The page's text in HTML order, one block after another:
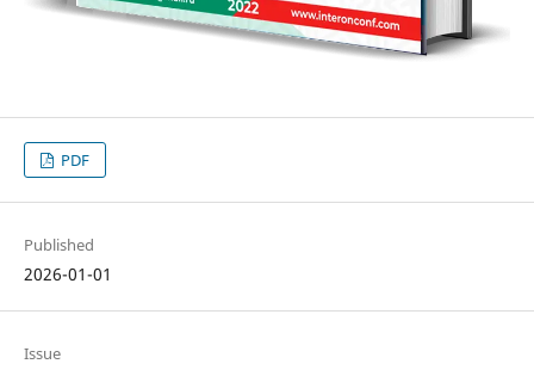
PDF
Published
2026-01-01
Issue